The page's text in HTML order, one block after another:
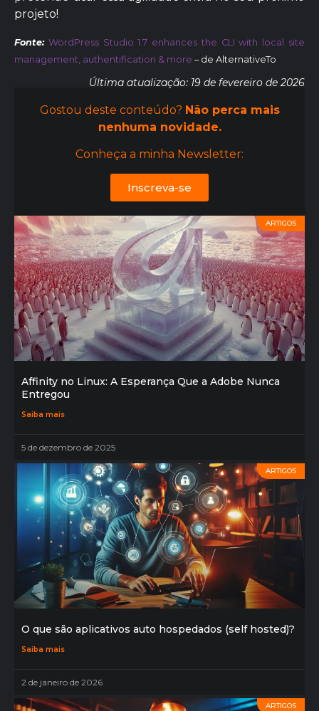
projeto!
Fonte: WordPress Studio 1.7 enhances the CLI with local site
management, authentification & more – de AlternativeTo
Última atualização: 19 de fevereiro de 2026
Gostou deste conteúdo? Não perca mais
nenhuma novidade.
Conheça a minha Newsletter:
Inscreva-se
ARTIGOS
Affinity no Linux: A Esperança Que a Adobe Nunca
Entregou
Saiba mais
5 de dezembro de 2025
ARTIGOS
O que são aplicativos auto hospedados (self hosted)?
Saiba mais
2 de janeiro de 2026
ARTIGOS